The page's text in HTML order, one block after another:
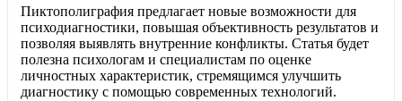
Пиктополиграфия предлагает новые возможности для
психодиагностики, повышая объективность результатов и
позволяя выявлять внутренние конфликты. Статья будет
полезна психологам и специалистам по оценке
личностных характеристик, стремящимся улучшить
диагностику с помощью современных технологий.